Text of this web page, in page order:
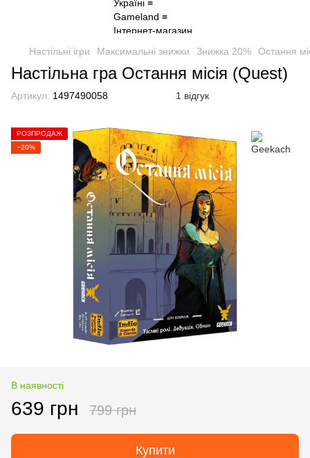
Настільні ігри Максимальні знижки Знижка 20% Остання
Настільна гра Остання місія (Quest)
Артикул: 1497490058 1 відгук
РОЗПРОДАЖ
−20%
В наявності
639 грн 799 грн
Купити